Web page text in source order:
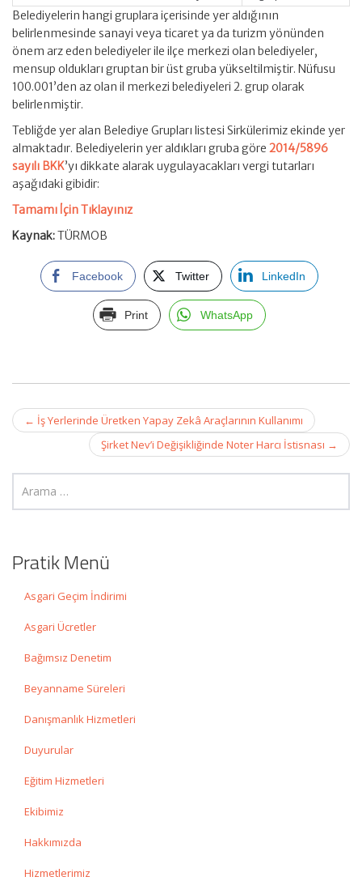
Belediyelerin hangi gruplara içerisinde yer aldığının
belirlenmesinde sanayi veya ticaret ya da turizm yönünden
önem arz eden belediyeler ile ilçe merkezi olan belediyeler,
mensup oldukları gruptan bir üst gruba yükseltilmiştir. Nüfusu
100.001’den az olan il merkezi belediyeleri 2. grup olarak
belirlenmiştir.
Tebliğde yer alan Belediye Grupları listesi Sirkülerimiz ekinde yer
almaktadır. Belediyelerin yer aldıkları gruba göre 2014/5896
sayılı BKK’yı dikkate alarak uygulayacakları vergi tutarları
aşağıdaki gibidir:
Tamamı İçin Tıklayınız
Kaynak:TÜRMOB
Facebook Twitter LinkedIn
Print WhatsApp
Post
navigation
← İş Yerlerinde Üretken Yapay Zekâ Araçlarının Kullanımı
Şirket Nev’i Değişikliğinde Noter Harcı İstisnası →
Pratik Menü
Asgari Geçim İndirimi
Asgari Ücretler
Bağımsız Denetim
Beyanname Süreleri
Danışmanlık Hizmetleri
Duyurular
Eğitim Hizmetleri
Ekibimiz
Hakkımızda
Hizmetlerimiz